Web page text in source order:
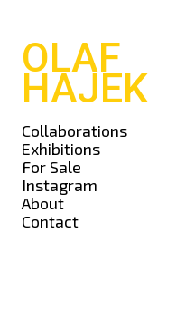
OLAF
HAJEK
Collaborations
Exhibitions
For Sale
Instagram
About
Contact